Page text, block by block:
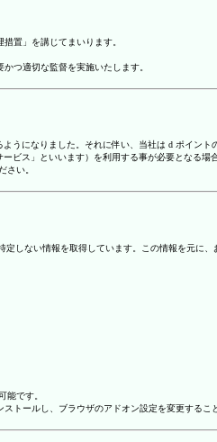
置」を講じてまいります。
つ適切な監督を実施いたします。
になりました。それに伴い、当社は d ポイン
ス」といいます）を利用する事が必要となる
さい。
しない情報を取得しています。この情報を元
能です。
トールし、ブラウザのアドオン設定を変更するこ